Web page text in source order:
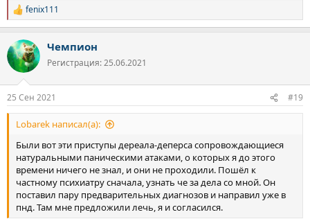
Р
е
к
ц
и
fenix111
Чемпион
Регистрация: 25.06.2021
25 Сен 2021 #19
Lobarek написал(а):
Были вот эти приступы дереала-деперса сопровождающиеся
натуральными паническими атаками, о которых я до этого
времени ничего не знал, и они не проходили. Пошёл к
частному психиатру сначала, узнать че за дела со мной. Он
поставил пару предварительных диагнозов и направил уже в
пнд. Там мне предложили лечь, я и согласился.